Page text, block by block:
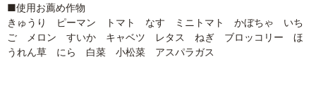
■使用お薦め作物
きゅうり ピーマン トマト なす ミニトマト かぼちゃ いち
ご メロン すいか キャベツ レタス ねぎ ブロッコリー ほ
うれん草 にら 白菜 小松菜 アスパラガス